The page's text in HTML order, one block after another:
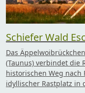
Schiefer Wald
Das
(Taunus) verbindet die
historischen Weg
idyllischer Rastplatz in